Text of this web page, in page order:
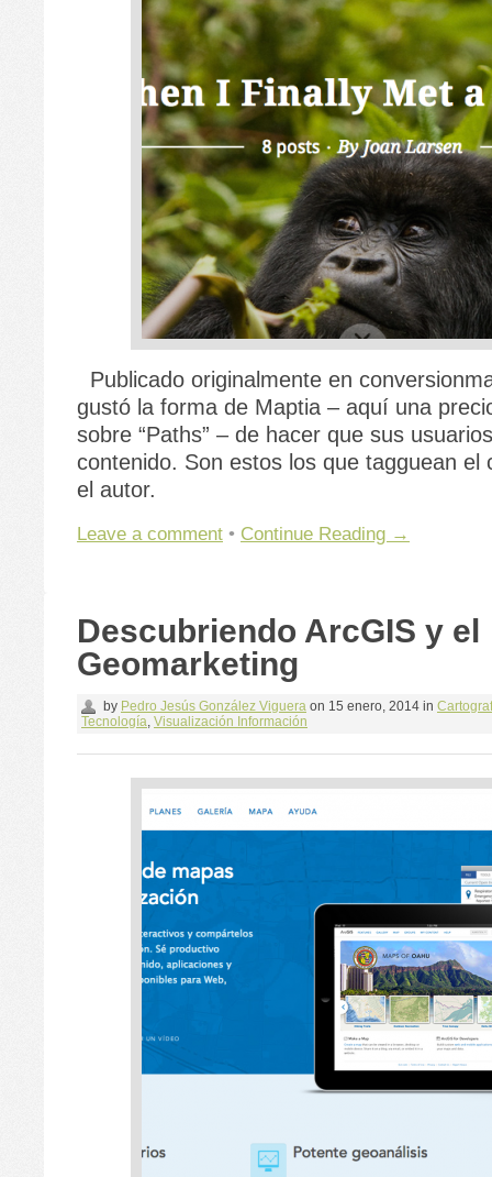
Publicado originalmente en
gustó la forma de Maptia – aquí una
sobre “Paths” – de hacer que sus
contenido. Son estos los que tagguean el
el autor.
Leave a comment • Continue Reading →
Descubriendo ArcGIS y el
Geomarketing
by Pedro Jesús González Viguera on 15 enero, 2014 in
Tecnología, Visualización Información